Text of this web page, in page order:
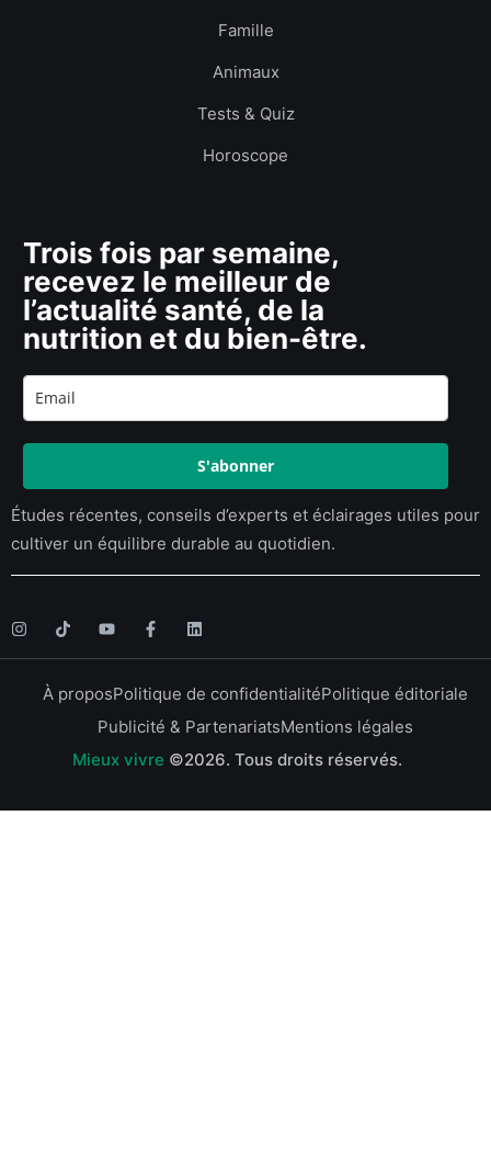
Famille
Animaux
Tests & Quiz
Horoscope
Trois fois par semaine,
recevez le meilleur de
l’actualité santé, de la
nutrition et du bien-être.
S'abonner
Études récentes, conseils d’experts et éclairages utiles pour
cultiver un équilibre durable au quotidien.
À proposPolitique de confidentialitéPolitique éditoriale
Publicité & PartenariatsMentions légales
Mieux vivre ©2026. Tous droits réservés.